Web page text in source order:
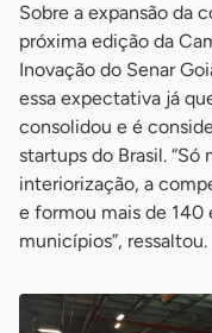
Sobre a expansão da
próxima edição da
Inovação do Senar
essa expectativa já
consolidou e é
startups do Brasil.
interiorização, a
e formou mais de
municípios”, ressaltou.